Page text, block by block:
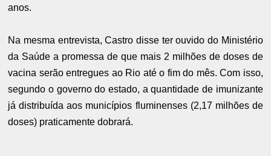
anos.
Na mesma entrevista, Castro disse ter ouvido do Ministério
da Saúde a promessa de que mais 2 milhões de doses de
vacina serão entregues ao Rio até o fim do mês. Com isso,
segundo o governo do estado, a quantidade de imunizante
já distribuída aos municípios fluminenses (2,17 milhões de
doses) praticamente dobrará.